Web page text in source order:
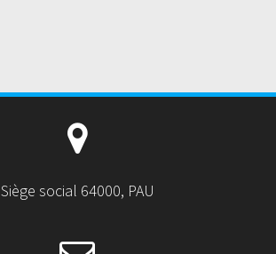
Siège social 64000, PAU